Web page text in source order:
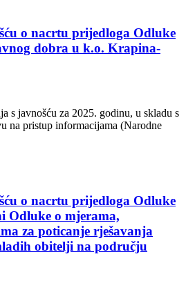
o nacrtu prijedloga Odluke
dobra u k.o. Krapina-
s javnošću za 2025. godinu, u skladu s
na pristup informacijama (Narodne
o nacrtu prijedloga Odluke
Odluke o mjerama,
za poticanje rješavanja
obitelji na području